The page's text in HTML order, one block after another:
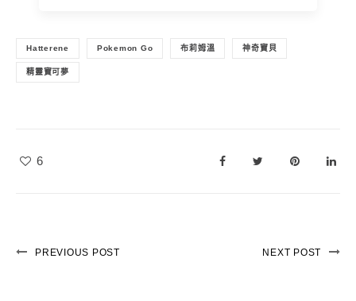
Hatterene Pokemon Go 布莉姆溫 神奇寶貝
精靈寶可夢
6
PREVIOUS POST NEXT POST